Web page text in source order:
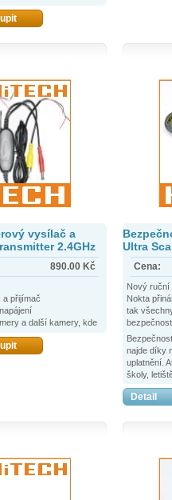
vysílač a
2.4GHz
890.00 Kč
přijímač
a další kamery, kde
přenos
vysílače a
Ultra
Cena:
Nový ruční
Nokta
tak
Scanner
standardy
jeho cena,
každý
najde díky
uplatnění.
školy,
možnost
úroveň.
Detail